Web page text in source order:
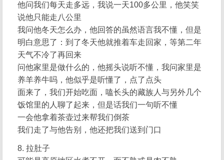
他问我们每天走多远，我说一天100多公里，他笑笑
说他只能走八公里
我问他冬天怎么办，他回答的虽然语言我不懂，但是
明白意思了：到了冬天他就推着车走回家，等第二年
天气不冷了再回来
问他家里是做什么的，他摇头说听不懂，我问家里是
养羊养牛吗，他似乎是听懂了，点了点头
面来了，我们开始吃面，嗑长头的藏族人与另外几个
饭馆里的人聊了起来，但是话我们一句听不懂
一会他拿着茶壶过来帮我们倒茶
我们走了与他告别，他还把我们送到门口
8. 拉肚子